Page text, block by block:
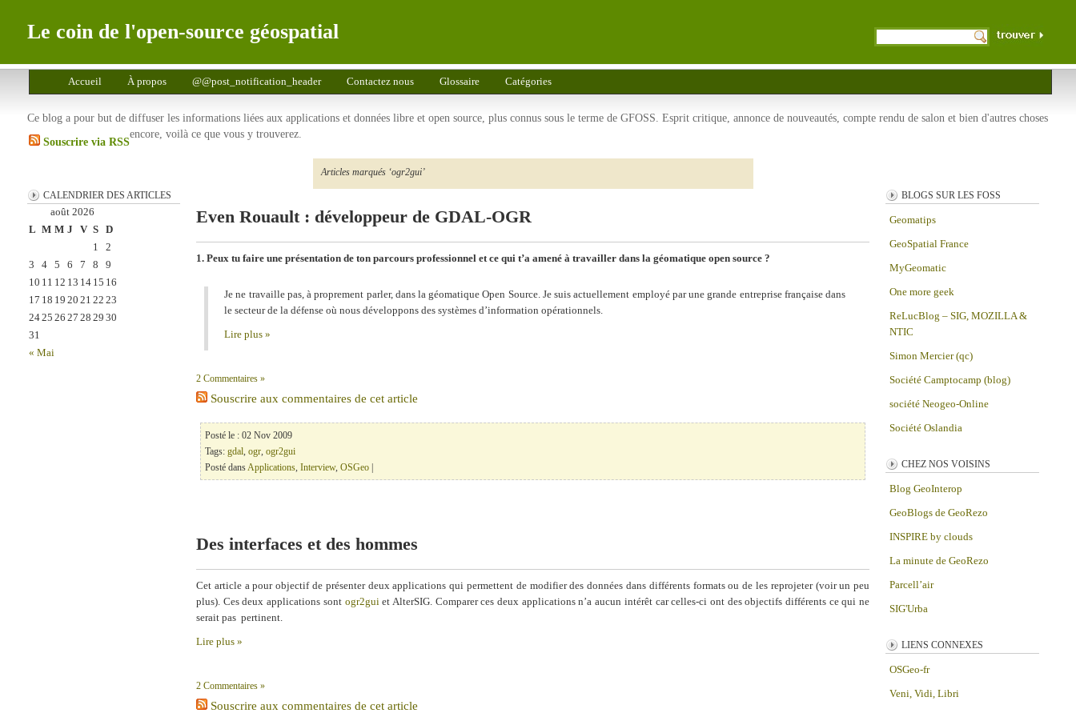
Le coin de l'open-source géospatial
Accueil À propos @@post_notification_header Contactez nous Glossaire Catégories
Ce blog a pour but de diffuser les informations liées aux applications et données libre et open source, plus connus sous le terme de GFOSS. Esprit critique, annonce de nouveautés, compte rendu de salon et bien d'autres choses
encore, voilà ce que vous y trouverez.
Souscrire via RSS
CALENDRIER DES ARTICLES
août 2026
L M M J V S D
« Mai
1
2
3
4 5 6 7 8
9
10 11 12 13 14 15 16
17 18 19 20 21 22 23
2425 26 27 28 29 30
31
Articles marqués ‘ogr2gui’
Even Rouault : développeur de GDAL-OGR
1. Peux tu faire une présentation de ton parcours professionnel et ce qui t’a amené à travailler dans la géomatique open source ?
Je ne travaille pas, à proprement parler, dans la géomatique Open Source. Je suis actuellement employé par une grande entreprise française dans
le secteur de la défense où nous développons des systèmes d’information opérationnels.
Lire plus »
2 Commentaires »
Souscrire aux commentaires de cet article
Posté le : 02 Nov 2009
Tags:gdal,ogr,ogr2gui
Posté dansApplications,Interview,OSGeo
Des interfaces et des hommes
Cet article a pour objectif de présenter deux applications qui permettent de modifier des données dans différents formats ou de les reprojeter (voir un peu
plus). Ces deux applications sont ogr2guiet AlterSIG. Comparer ces deux applications n’a aucun intérêt car celles-ci ont des objectifs différents ce qui ne
serait pas pertinent.
Lire plus »
2 Commentaires »
Souscrire aux commentaires de cet article
BLOGS SUR LES FOSS
Geomatips
GeoSpatial France
MyGeomatic
One more geek
ReLucBlog – SIG, MOZILLA &
NTIC
Simon Mercier (qc)
Société Camptocamp (blog)
société Neogeo-Online
Société Oslandia
CHEZ NOS VOISINS
Blog GeoInterop
GeoBlogs de GeoRezo
INSPIRE by clouds
La minute de GeoRezo
Parcell’air
SIG'Urba
LIENS CONNEXES
OSGeo-fr
Veni, Vidi, Libri